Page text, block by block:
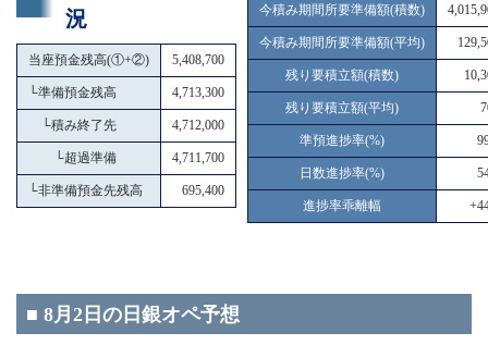
況
当座預金残高(①+②) 5,408,700
└準備預金残高 4,713,300
└積み終了先 4,712,000
└超過準備 4,711,700
└非準備預金先残高 695,400
今積み期間所要準備額(積数)
今積み期間所要準備額(平均)
残り要積立額(積数)
残り要積立額(平均)
準預進捗率(%)
日数進捗率(%)
進捗率乖離幅
■ 8月2日の日銀オペ予想